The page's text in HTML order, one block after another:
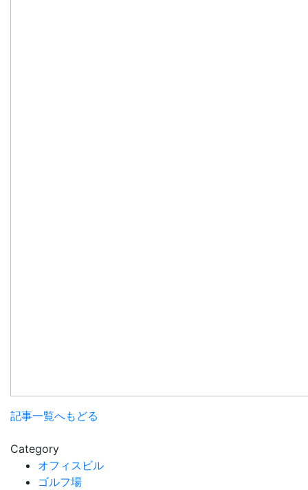
記事一覧へもどる
Category
オフィスビル
ゴルフ場